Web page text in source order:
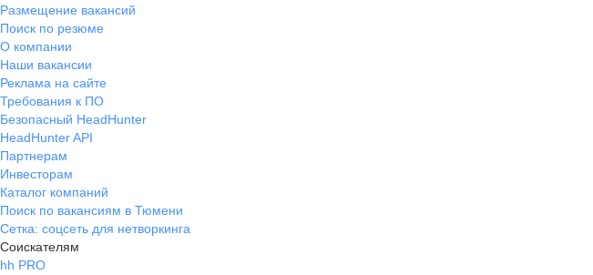
Размещение вакансий
Поиск по резюме
О компании
Наши вакансии
Реклама на сайте
Требования к ПО
Безопасный HeadHunter
HeadHunter API
Партнерам
Инвесторам
Каталог компаний
Поиск по вакансиям в Тюмени
Сетка: соцсеть для нетворкинга
Соискателям
hh PRO